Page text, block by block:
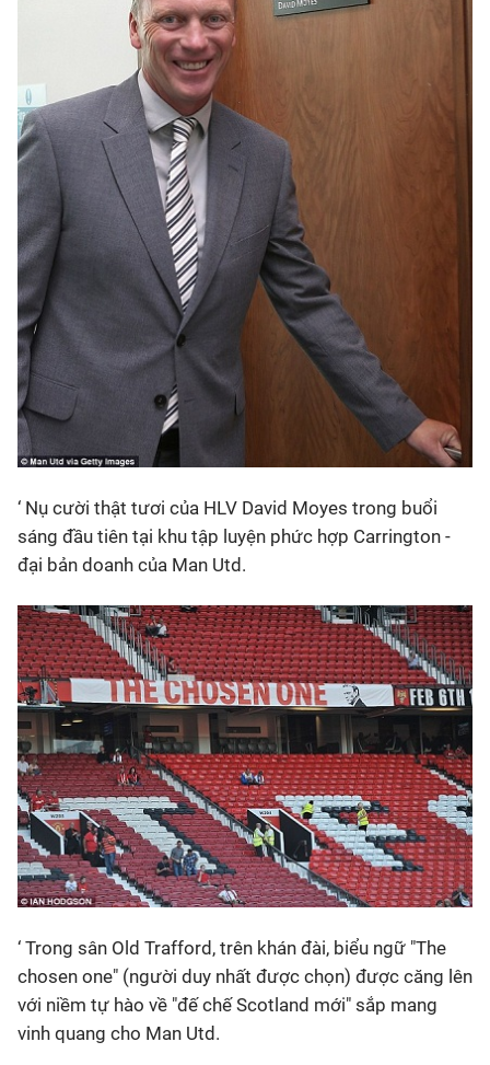
‘ Nụ cười thật tươi của HLV David Moyes trong buổi
sáng đầu tiên tại khu tập luyện phức hợp Carrington -
đại bản doanh của Man Utd.
‘ Trong sân Old Trafford, trên khán đài, biểu ngữ "The
chosen one" (người duy nhất được chọn) được căng lên
với niềm tự hào về "đế chế Scotland mới" sắp mang
vinh quang cho Man Utd.